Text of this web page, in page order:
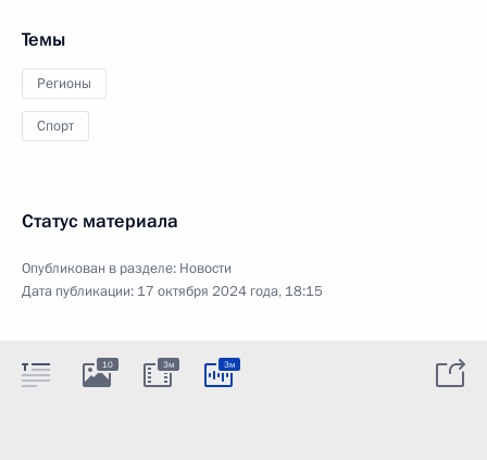
Темы
Регионы
Спорт
Статус материала
Опубликован в разделе: Новости
Дата публикации: 17 октября 2024 года, 18:15
10 3м 3м